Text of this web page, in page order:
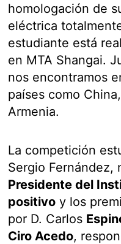
homologación de
eléctrica
estudiante está
en MTA Shangai.
nos encontramos
países como
Armenia.
La competición
Sergio Fernández,
Presidente del
positivo y los
por D. Carlos
Ciro Acedo,